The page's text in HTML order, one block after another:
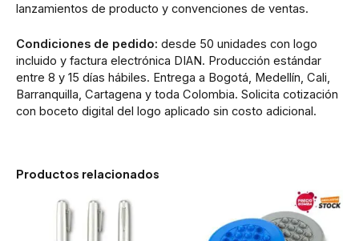
lanzamientos de producto y convenciones de ventas.
Condiciones de pedido: desde 50 unidades con logo
incluido y factura electrónica DIAN. Producción estándar
entre 8 y 15 días hábiles. Entrega a Bogotá, Medellín, Cali,
Barranquilla, Cartagena y toda Colombia. Solicita cotización
con boceto digital del logo aplicado sin costo adicional.
Productos relacionados